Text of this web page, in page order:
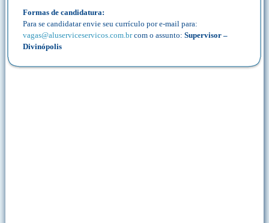
Formas de candidatura:
Para se candidatar envie seu currículo por e-mail para:
vagas@aluserviceservicos.com.brcom o assunto: Supervisor –
Divinópolis